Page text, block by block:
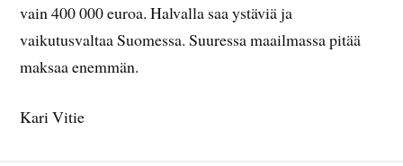
vain 400 000 euroa. Halvalla saa ystäviä ja
vaikutusvaltaa Suomessa. Suuressa maailmassa pitää
maksaa enemmän.
Kari Vitie